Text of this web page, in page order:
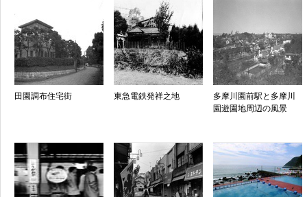
田園調布住宅街 東急電鉄発祥之地
多摩川園前駅と多摩川
園遊園地周辺の風景